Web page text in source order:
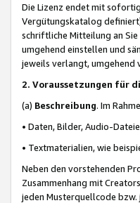
Die Lizenz endet mit
Vergütungskatalog
schriftliche Mitteilung an Sie
umgehend einstellen und
jeweils verlangt, umgehend
2. Voraussetzungen für
(a) Beschreibung. Im
• Daten, Bilder, Audio-
• Textmaterialien, wie
Neben den vorstehenden
Zusammenhang mit
jeden Musterquellcode